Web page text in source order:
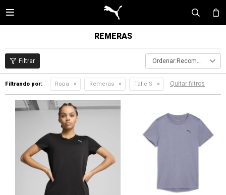

REMERAS
Recomendados
Filtrando por: Ropa Remeras Talle S Quitar filtros